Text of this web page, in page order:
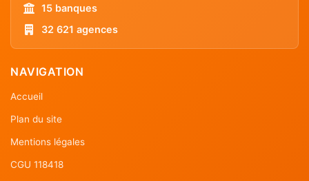
15 banques
32 621 agences
NAVIGATION
Accueil
Plan du site
Mentions légales
CGU 118418